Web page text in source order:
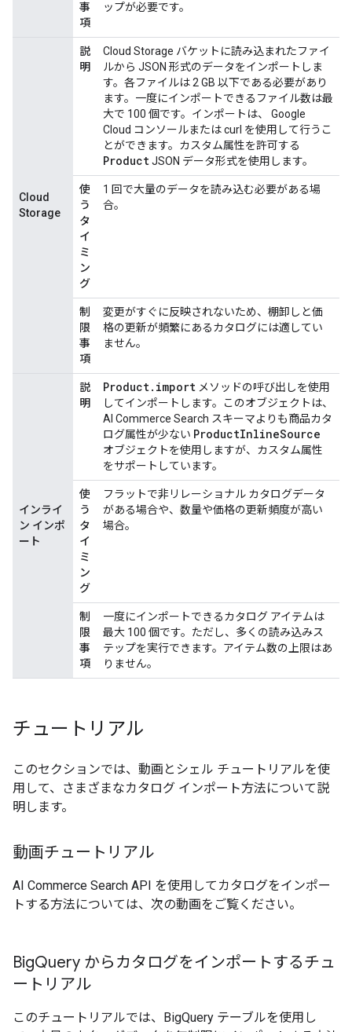
事
項
ップが必要です。
Cloud
Storage
説
明
Cloud Storage バケットに読み込まれたファイ
ルから JSON 形式のデータをインポートしま
す。各ファイルは 2 GB 以下である必要があり
ます。一度にインポートできるファイル数は最
大で 100 個です。インポートは、 Google
Cloud コンソールまたは curl を使用して行うこ
とができます。カスタム属性を許可する
ProductJSON データ形式を使用します。
使
う
タ
イ
ミ
ン
グ
1 回で大量のデータを読み込む必要がある場
合。
制
限
事
項
変更がすぐに反映されないため、棚卸しと価
格の更新が頻繁にあるカタログには適してい
ません。
インライ
ン インポ
ート
説
明
Product. import メソッドの呼び出しを使用
してインポートします。このオブジェクトは、
AI Commerce Search スキーマよりも商品カタ
ログ属性が少ない ProductInlineSource
オブジェクトを使用しますが、カスタム属性
をサポートしています。
使
う
タ
イ
ミ
ン
グ
フラットで非リレーショナル カタログデータ
がある場合や、数量や価格の更新頻度が高い
場合。
制
限
事
項
一度にインポートできるカタログ アイテムは
最大 100 個です。ただし、多くの読み込みス
テップを実行できます。アイテム数の上限はあ
りません。
チュートリアル
このセクションでは、動画とシェル チュートリアルを使
用して、さまざまなカタログ インポート方法について説
明します。
動画チュートリアル
AI Commerce Search API を使用してカタログをインポー
トする方法については、次の動画をご覧ください。
BigQuery からカタログをインポートするチュ
ートリアル
このチュートリアルでは、BigQuery テーブルを使用し